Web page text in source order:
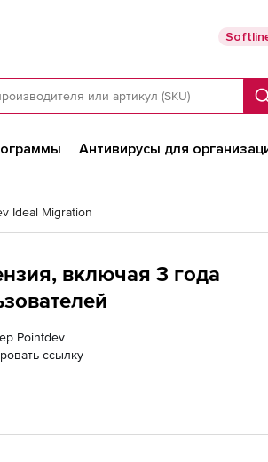
Антивирусы для
Ideal Migration
включая 3 года
Pointdev
ссылку